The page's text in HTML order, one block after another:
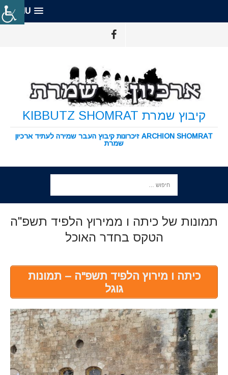
MENU
קיבוץ שמרת KIBBUTZ SHOMRAT
ARCHION SHOMRAT זיכרונות קיבוץ העבר שמירה לעתיד ארכיון
שמרת
תמונות של כיתה ו ממירוץ הלפיד תשפ"ה
הטקס בחדר האוכל
כיתה ו מירוץ הלפיד תשפ"ה – תמונות
גוגל